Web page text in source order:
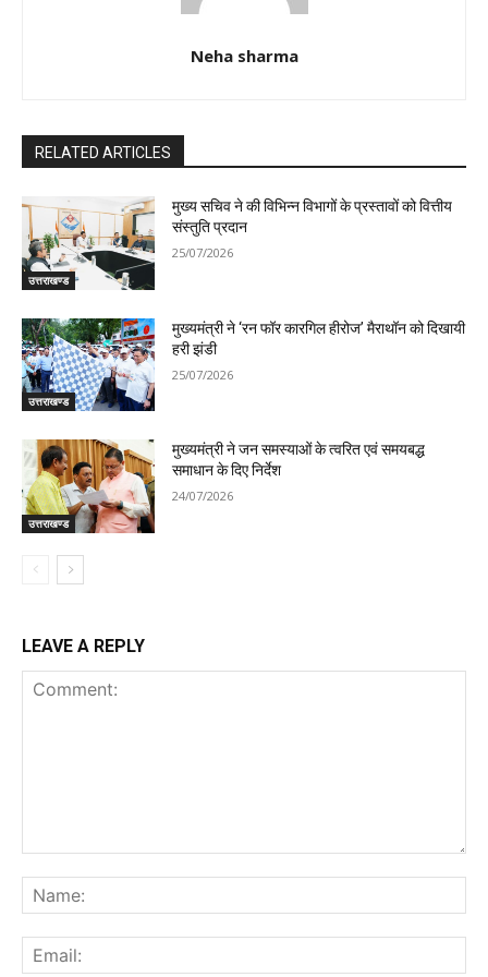
Neha sharma
RELATED ARTICLES
उत्तराखण्ड
मुख्य सचिव ने की विभिन्न विभागों के प्रस्तावों को वित्तीय
संस्तुति प्रदान
25/07/2026
उत्तराखण्ड
मुख्यमंत्री ने ‘रन फॉर कारगिल हीरोज’ मैराथॉन को दिखायी
हरी झंडी
25/07/2026
उत्तराखण्ड
मुख्यमंत्री ने जन समस्याओं के त्वरित एवं समयबद्ध
समाधान के दिए निर्देश
24/07/2026
LEAVE A REPLY